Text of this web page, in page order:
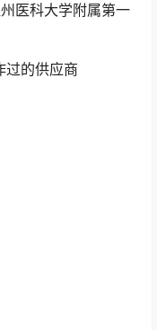
医科大学附属第一
过的供应商